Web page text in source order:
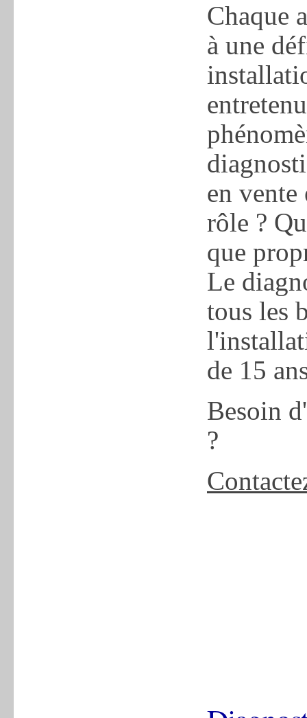
Chaque
à une
en
rôle ?
que
Le
tous les
de 15
Besoin
?